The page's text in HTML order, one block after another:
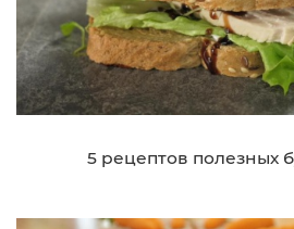
5 рецептов полезных